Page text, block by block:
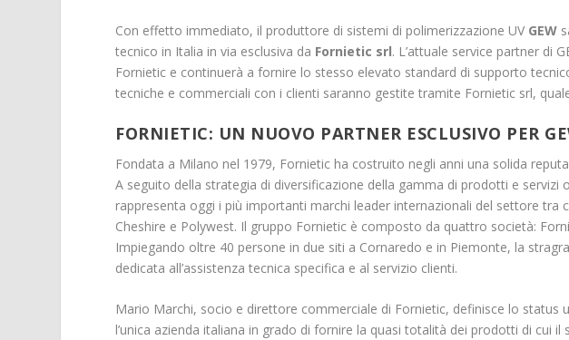
Con effetto immediato, il produttore di sistemi di polimerizzazione UV GEW
tecnico in Italia in via esclusiva da Fornietic srl. L’attuale service partner di
Fornietic e continuerà a fornire lo stesso elevato standard di supporto
tecniche e commerciali con i clienti saranno gestite tramite Fornietic srl,
FORNIETIC: UN NUOVO PARTNER ESCLUSIVO PER
Fondata a Milano nel 1979, Fornietic ha costruito negli anni una solida
A seguito della strategia di diversificazione della gamma di prodotti e servizi
rappresenta oggi i più importanti marchi leader internazionali del settore tra
Cheshire e Polywest. Il gruppo Fornietic è composto da quattro società:
Impiegando oltre 40 persone in due siti a Cornaredo e in Piemonte, la
dedicata all’assistenza tecnica specifica e al servizio clienti.
Mario Marchi, socio e direttore commerciale di Fornietic, definisce lo status
l’unica azienda italiana in grado di fornire la quasi totalità dei prodotti di cui